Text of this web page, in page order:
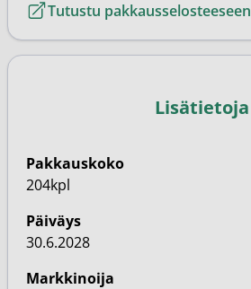
Tutustu pakkausselosteeseen
Lisätietoja
Pakkauskoko
204kpl
Päiväys
30.6.2028
Markkinoija